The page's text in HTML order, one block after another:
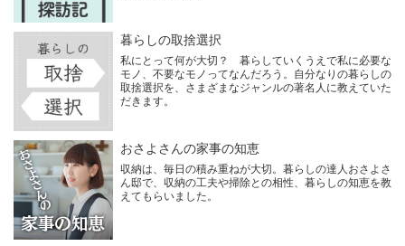
暮らしの取捨選択
私にとって何が大切？ 暮らしていくうえで私に必要な
モノ、不要なモノってなんだろう。自分なりの暮らしの
取捨選択を、さまざまなジャンルの著名人に教えていた
だきます。
おさよさんの家事の知恵
収納は、毎日の積み重ねが大切。暮らしの達人おさよさ
ん邸で、収納の工夫や掃除との相性、暮らしの知恵を教
えてもらいました。